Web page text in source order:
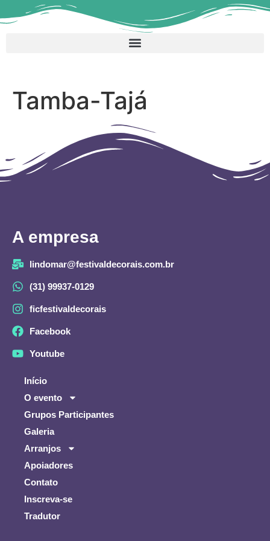
Tamba-Tajá
A empresa
lindomar@festivaldecorais.com.br
(31) 99937-0129
ficfestivaldecorais
Facebook
Youtube
Início
O evento
Grupos Participantes
Galeria
Arranjos
Apoiadores
Contato
Inscreva-se
Tradutor